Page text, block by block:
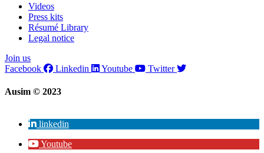
Videos
Press kits
Résumé Library
Legal notice
Join us
Facebook
Linkedin Youtube Twitter
Ausim © 2023
linkedin
Youtube